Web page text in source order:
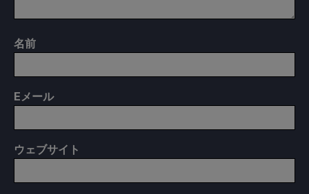
名前
E メール
ウェブサイト